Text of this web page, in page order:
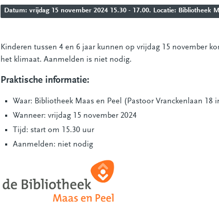
Datum: vrijdag 15 november 2024 15.30 - 17.00. Locatie: Bibliotheek
Kinderen tussen 4 en 6 jaar kunnen op vrijdag 15 november
het klimaat. Aanmelden is niet nodig.
Praktische informatie:
Waar: Bibliotheek Maas en Peel (Pastoor Vranckenlaan 18
Wanneer: vrijdag 15 november 2024
Tijd: start om 15.30 uur
Aanmelden: niet nodig